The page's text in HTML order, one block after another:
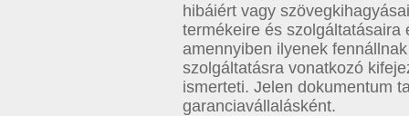
hibáiért vagy
termékeire és szolgáltatásaira
amennyiben ilyenek
szolgáltatásra vonatkozó
ismerteti. Jelen dokumentum
garanciavállalásként.